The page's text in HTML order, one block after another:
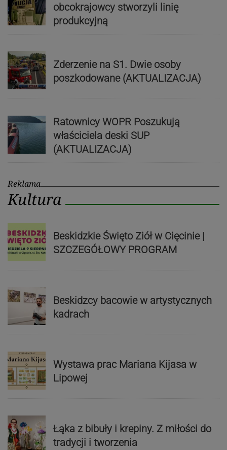
obcokrajowcy stworzyli linię
produkcyjną
Zderzenie na S1. Dwie osoby
poszkodowane (AKTUALIZACJA)
Ratownicy WOPR Poszukują
właściciela deski SUP
(AKTUALIZACJA)
Reklama
Kultura
Beskidzkie Święto Ziół w Cięcinie |
SZCZEGÓŁOWY PROGRAM
Beskidzcy bacowie w artystycznych
kadrach
Wystawa prac Mariana Kijasa w
Lipowej
Łąka z bibuły i krepiny. Z miłości do
tradycji i tworzenia